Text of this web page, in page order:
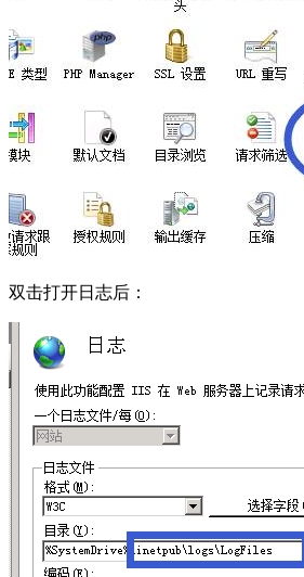
双击打开日志后：